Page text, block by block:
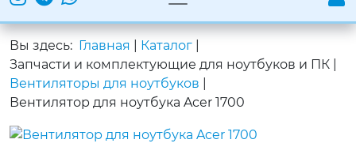
Вы здесь: Главная Каталог
Запчасти и комплектующие для ноутбуков и ПК
Вентиляторы для ноутбуков
Вентилятор для ноутбука Acer 1700